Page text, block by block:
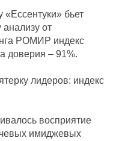
бьет
от
РОМИР индекс
доверия – 91%.
лидеров: индекс
восприятие
имиджевых